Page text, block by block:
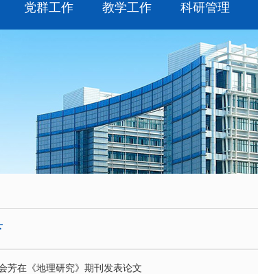
党群工作 教学工作 科研管理
芳在《地理研究》期刊发表论文